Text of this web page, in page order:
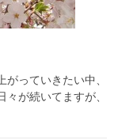
っていきたい中、
が続いてますが、